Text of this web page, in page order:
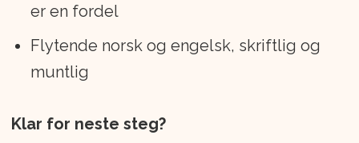
er en fordel
Flytende norsk og engelsk, skriftlig og
muntlig
Klar for neste steg?